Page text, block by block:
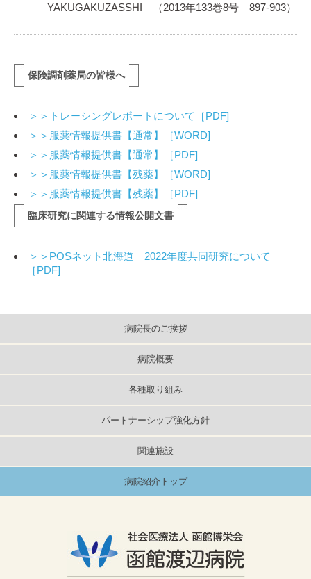
― YAKUGAKUZASSHI （2013年133巻8号 897-903）
保険調剤薬局の皆様へ
＞＞トレーシングレポートについて［PDF]
＞＞服薬情報提供書【通常】［WORD]
＞＞服薬情報提供書【通常】［PDF]
＞＞服薬情報提供書【残薬】［WORD]
＞＞服薬情報提供書【残薬】［PDF]
臨床研究に関連する情報公開文書
＞＞POSネット北海道 2022年度共同研究について
［PDF]
病院長のご挨拶
病院概要
各種取り組み
パートナーシップ強化方針
関連施設
病院紹介トップ